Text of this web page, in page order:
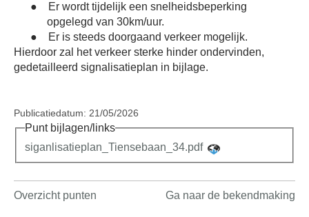
●
Er wordt tijdelijk een snelheidsbeperking
opgelegd van 30km/uur.
●
Er is steeds doorgaand verkeer mogelijk.
Hierdoor zal het verkeer sterke hinder ondervinden,
gedetailleerd signalisatieplan in bijlage.
Publicatiedatum: 21/05/2026
Punt bijlagen/links
siganlisatieplan_Tiensebaan_34.pdf
Overzicht punten Ga naar de bekendmaking